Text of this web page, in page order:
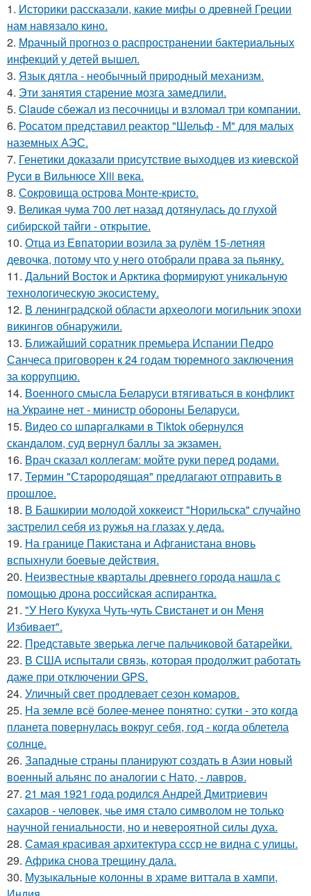
1. Историки рассказали, какие мифы о древней Греции
нам навязало кино.
2. Мрачный прогноз о распространении бактериальных
инфекций у детей вышел.
3. Язык дятла - необычный природный механизм.
4. Эти занятия старение мозга замедлили.
5. Claude сбежал из песочницы и взломал три компании.
6. Росатом представил реактор "Шельф - М" для малых
наземных АЭС.
7. Генетики доказали присутствие выходцев из киевской
Руси в Вильнюсе Xiii века.
8. Сокровища острова Монте-кристо.
9. Великая чума 700 лет назад дотянулась до глухой
сибирской тайги - открытие.
10. Отца из Евпатории возила за рулём 15-летняя
девочка, потому что у него отобрали права за пьянку.
11. Дальний Восток и Арктика формируют уникальную
технологическую экосистему.
12. В ленинградской области археологи могильник эпохи
викингов обнаружили.
13. Ближайший соратник премьера Испании Педро
Санчеса приговорен к 24 годам тюремного заключения
за коррупцию.
14. Военного смысла Беларуси втягиваться в конфликт
на Украине нет - министр обороны Беларуси.
15. Видео со шпаргалками в Tiktok обернулся
скандалом, суд вернул баллы за экзамен.
16. Врач сказал коллегам: мойте руки перед родами.
17. Термин "Старородящая" предлагают отправить в
прошлое.
18. В Башкирии молодой хоккеист "Норильска" случайно
застрелил себя из ружья на глазах у деда.
19. На границе Пакистана и Афганистана вновь
вспыхнули боевые действия.
20. Неизвестные кварталы древнего города нашла с
помощью дрона российская аспирантка.
21. "У Него Кукуха Чуть-чуть Свистанет и он Меня
Избивает".
22. Представьте зверька легче пальчиковой батарейки.
23. В США испытали связь, которая продолжит работать
даже при отключении GPS.
24. Уличный свет продлевает сезон комаров.
25. На земле всё более-менее понятно: сутки - это когда
планета повернулась вокруг себя, год - когда облетела
солнце.
26. Западные страны планируют создать в Азии новый
военный альянс по аналогии с Нато, - лавров.
27. 21 мая 1921 года родился Андрей Дмитриевич
сахаров - человек, чье имя стало символом не только
научной гениальности, но и невероятной силы духа.
28. Самая красивая архитектура ссср не видна с улицы.
29. Африка снова трещину дала.
30. Музыкальные колонны в храме виттала в хампи,